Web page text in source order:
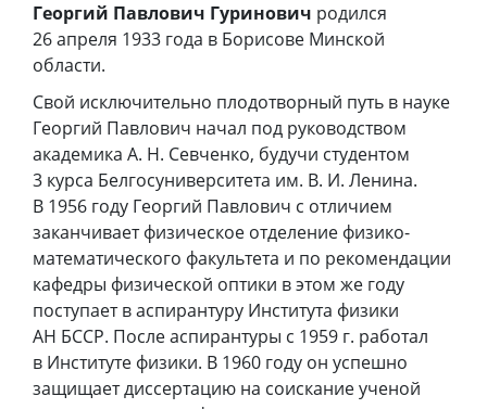
Георгий Павлович Гуринович родился
26 апреля 1933 года в Борисове Минской
области.
Свой исключительно плодотворный путь в науке
Георгий Павлович начал под руководством
академика А. Н. Севченко, будучи студентом
3 курса Белгосуниверситета им. В. И. Ленина.
В 1956 году Георгий Павлович с отличием
заканчивает физическое отделение физико-
математического факультета и по рекомендации
кафедры физической оптики в этом же году
поступает в аспирантуру Института физики
АН БССР. После аспирантуры с 1959 г. работал
в Институте физики. В 1960 году он успешно
защищает диссертацию на соискание ученой